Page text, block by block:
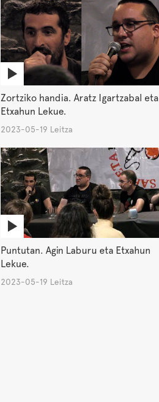
Zortziko handia. Aratz Igartzabal eta
Etxahun Lekue.
2023-05-19 Leitza
Puntutan. Agin Laburu eta Etxahun
Lekue.
2023-05-19 Leitza